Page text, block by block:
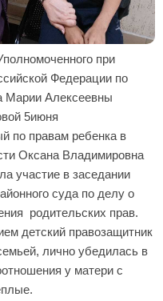
при
Федерации по
Марии Алексеевны
5июня
по правам ребенка в
Оксана Владимировна
участие в заседании
суда по делу о
родительских прав.
детский правозащитник
лично убедилась в
у матери с